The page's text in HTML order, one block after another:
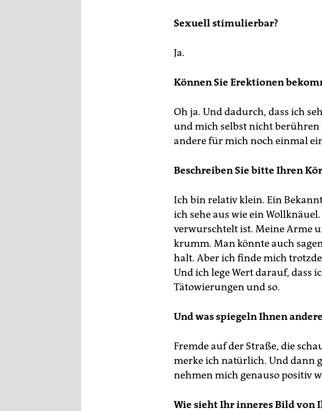
Sexuell stimulierbar?
Ja.
Können Sie Erektionen
Oh ja. Und dadurch, dass ich
und mich selbst nicht
andere für mich noch einmal
Beschreiben Sie bitte Ihren
Ich bin relativ klein. Ein
ich sehe aus wie ein
verwurschtelt ist. Meine Arme
krumm. Man könnte auch
halt. Aber ich finde mich
Und ich lege Wert darauf, dass
Tätowierungen und so.
Und was spiegeln Ihnen
Fremde auf der Straße, die
merke ich natürlich. Und dann
nehmen mich genauso positiv
Wie sieht Ihr inneres Bild von